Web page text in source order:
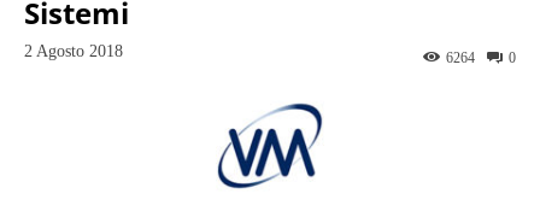
Sistemi
2 Agosto 2018 0
6264